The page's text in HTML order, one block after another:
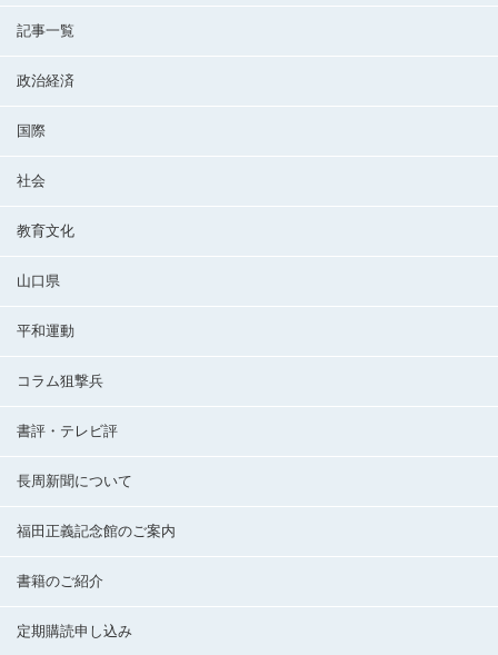
記事一覧
政治経済
国際
社会
教育文化
山口県
平和運動
コラム狙撃兵
書評・テレビ評
長周新聞について
福田正義記念館のご案内
書籍のご紹介
定期購読申し込み